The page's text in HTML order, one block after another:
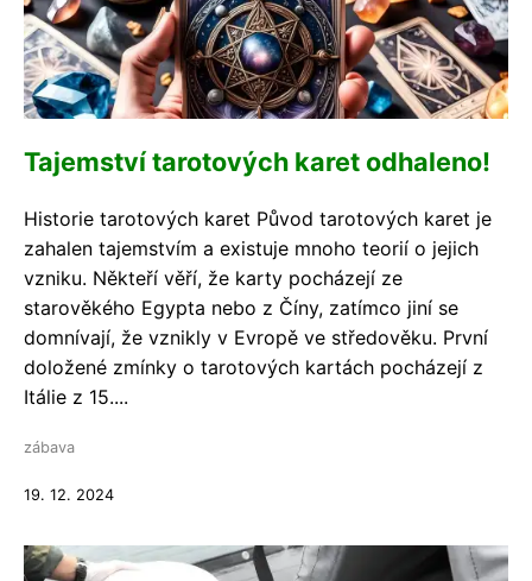
Tajemství tarotových karet odhaleno!
Historie tarotových karet Původ tarotových karet je
zahalen tajemstvím a existuje mnoho teorií o jejich
vzniku. Někteří věří, že karty pocházejí ze
starověkého Egypta nebo z Číny, zatímco jiní se
domnívají, že vznikly v Evropě ve středověku. První
doložené zmínky o tarotových kartách pocházejí z
Itálie z 15....
zábava
19. 12. 2024